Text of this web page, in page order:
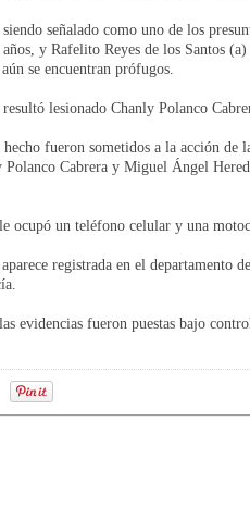
señalado como uno de los
años, y Rafelito Reyes de los Santos
se encuentran prófugos.
lesionado Chanly Polanco
fueron sometidos a la acción
Cabrera y Miguel Ángel
ocupó un teléfono celular y una
registrada en el
evidencias fueron puestas bajo